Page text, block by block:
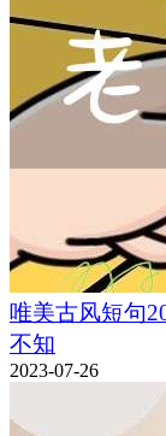
唯美古风短句
不知
2023-07-26